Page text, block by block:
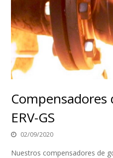
Compensadores
ERV-GS
02/09/2020
Nuestros compensadores de